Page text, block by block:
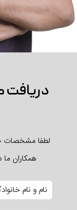
دریافت
لطفا مشخصات
همکاران